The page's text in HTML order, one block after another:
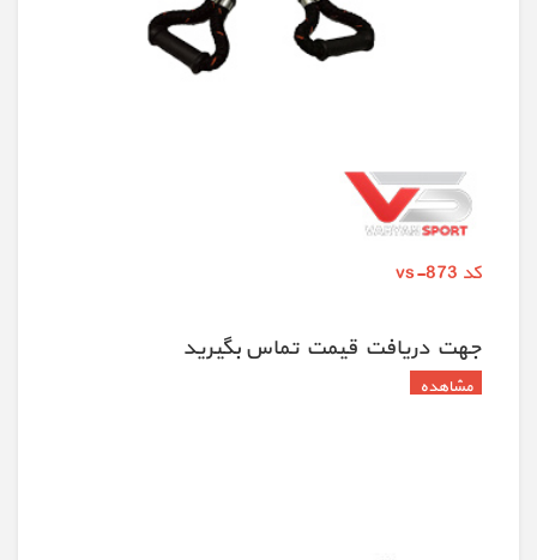
کد vs-873
جهت دريافت قيمت تماس بگيريد